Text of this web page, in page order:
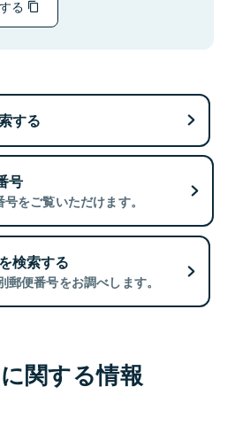
る
する
号
をご覧いただけます。
検索する
便番号をお調べします。
関する情報